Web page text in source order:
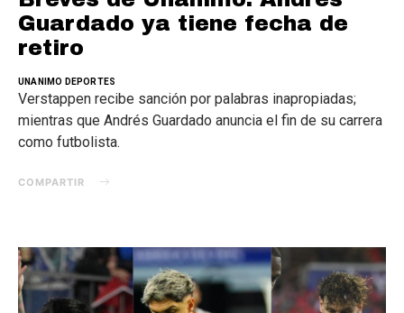
Guardado ya tiene fecha de
retiro
UNANIMO DEPORTES
Verstappen recibe sanción por palabras inapropiadas;
mientras que Andrés Guardado anuncia el fin de su carrera
como futbolista.
COMPARTIR